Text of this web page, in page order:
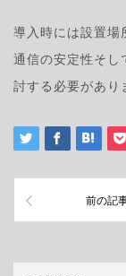
導入時には設置場
通信の安定性そし
討する必要があり
前の記